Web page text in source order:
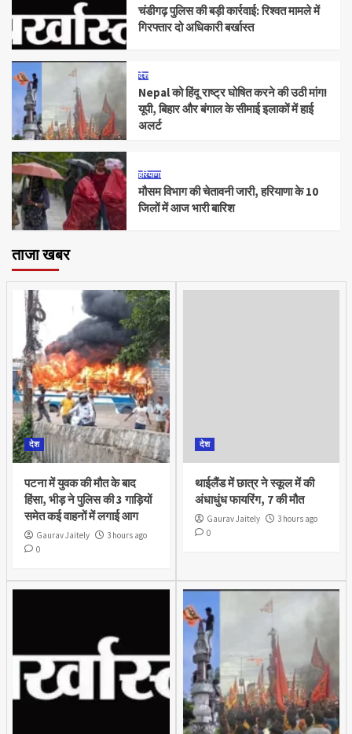
चंडीगढ़ पुलिस की बड़ी कार्रवाई: रिश्वत मामले में
गिरफ्तार दो अधिकारी बर्खास्त
देश
Nepal को हिंदू राष्ट्र घोषित करने की उठी मांग!
यूपी, बिहार और बंगाल के सीमाई इलाकों में हाई
अलर्ट
हरियाणा
मौसम विभाग की चेतावनी जारी, हरियाणा के 10
जिलों में आज भारी बारिश
ताजा खबर
देश
पटना में युवक की मौत के बाद
हिंसा, भीड़ ने पुलिस की 3 गाड़ियों
समेत कई वाहनों में लगाई आग
Gaurav Jaitely
3 hours ago
0
देश
थाईलैंड में छात्र ने स्कूल में की
अंधाधुंध फायरिंग, 7 की मौत
Gaurav Jaitely
3 hours ago
0